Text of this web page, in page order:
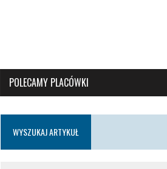
POLECAMY PLACÓWKI
WYSZUKAJ ARTYKUŁ